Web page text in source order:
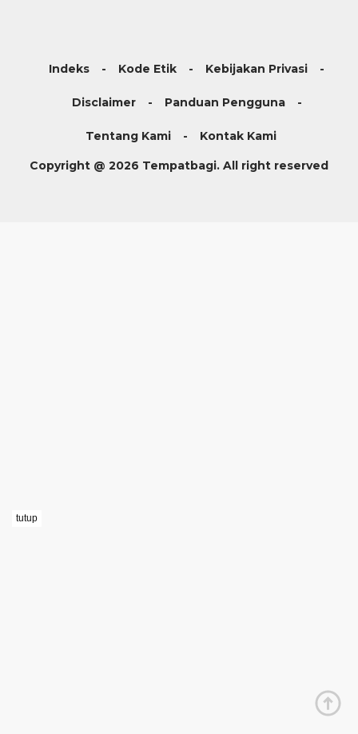
Indeks Kode Etik Kebijakan Privasi
Disclaimer Panduan Pengguna
Tentang Kami Kontak Kami
Copyright @ 2026 Tempatbagi. All right reserved
tutup